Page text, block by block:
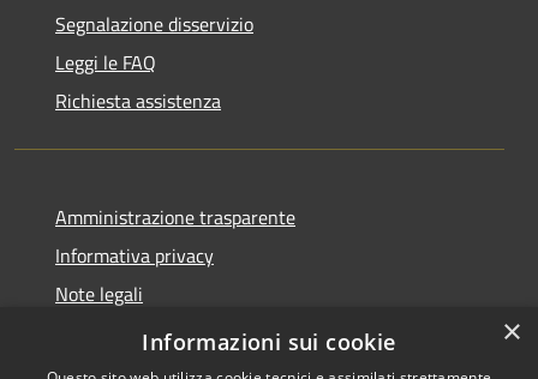
Segnalazione disservizio
Leggi le FAQ
Richiesta assistenza
Amministrazione trasparente
Informativa privacy
Note legali
Dichiarazione di accessibilità
×
Informazioni sui cookie